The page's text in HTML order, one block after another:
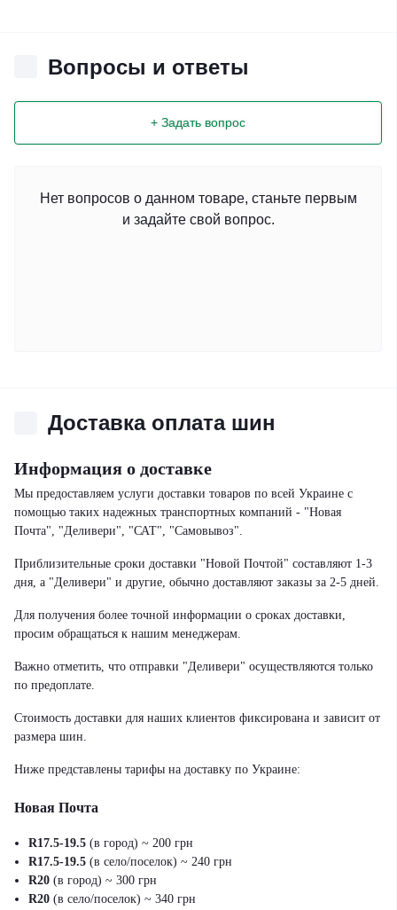
Вопросы и ответы
+ Задать вопрос
Нет вопросов о данном товаре, станьте первым
и задайте свой вопрос.
Доставка оплата шин
Информация о доставке
Мы предоставляем услуги доставки товаров по всей Украине с
помощью таких надежных транспортных компаний - "Новая
Почта", "Деливери", "САТ", "Самовывоз".
Приблизительные сроки доставки "Новой Почтой" составляют 1-3
дня, а "Деливери" и другие, обычно доставляют заказы за 2-5 дней.
Для получения более точной информации о сроках доставки,
просим обращаться к нашим менеджерам.
Важно отметить, что отправки "Деливери" осуществляются только
по предоплате.
Стоимость доставки для наших клиентов фиксирована и зависит от
размера шин.
Ниже представлены тарифы на доставку по Украине:
Новая Почта
R17.5-19.5 (в город) ~ 200 грн
R17.5-19.5 (в село/поселок) ~ 240 грн
R20 (в город) ~ 300 грн
R20 (в село/поселок) ~ 340 грн